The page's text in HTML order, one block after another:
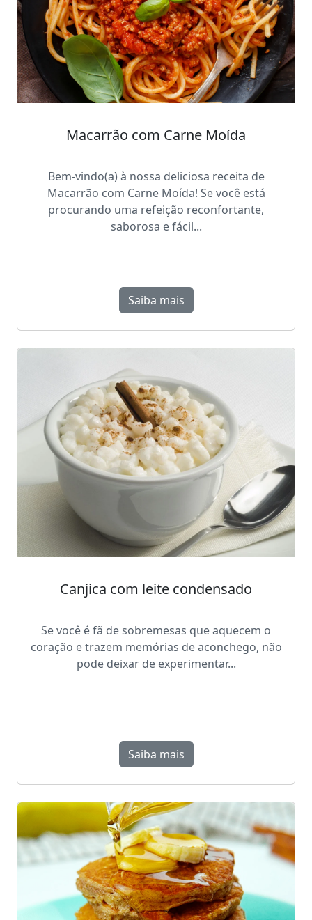
Macarrão com Carne Moída
Bem-vindo(a) à nossa deliciosa receita de
Macarrão com Carne Moída! Se você está
procurando uma refeição reconfortante,
saborosa e fácil...
Saiba mais
Canjica com leite condensado
Se você é fã de sobremesas que aquecem o
coração e trazem memórias de aconchego, não
pode deixar de experimentar...
Saiba mais